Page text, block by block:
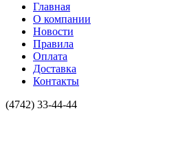
Главная
О компании
Новости
Правила
Оплата
Доставка
Контакты
(4742) 33-44-44